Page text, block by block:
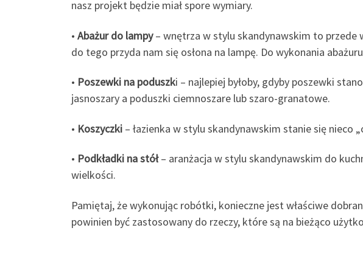
nasz projekt będzie miał spore wymiary.
• Abażur do lampy– wnętrza w stylu skandynawskim to przede
do tego przyda nam się osłona na lampę. Do wykonania
• Poszewki na poduszki – najlepiej byłoby, gdyby poszewki
jasnoszary a poduszki ciemnoszare lub szaro-granatowe.
• Koszyczki – łazienka w stylu skandynawskim stanie się nieco
• Podkładki na stół– aranżacja w stylu skandynawskim do
wielkości.
Pamiętaj, że wykonując robótki, konieczne jest właściwe
powinien być zastosowany do rzeczy, które są na bieżąco